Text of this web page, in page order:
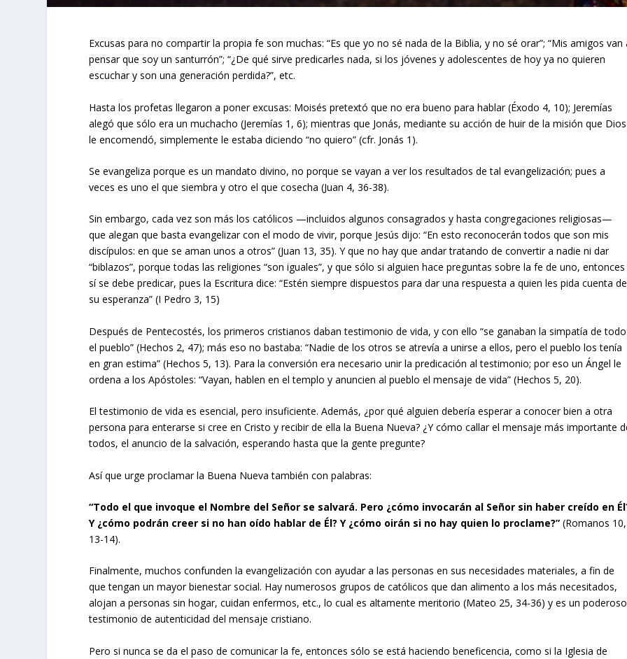
Excusas para no compartir la propia fe son muchas: “Es que yo no sé nada de la Biblia, y no sé orar”; “Mis amigos van
pensar que soy un santurrón”; “¿De qué sirve predicarles nada, si los jóvenes y adolescentes de hoy ya no quieren
escuchar y son una generación perdida?”, etc.
Hasta los profetas llegaron a poner excusas: Moisés pretextó que no era bueno para hablar (Éxodo 4, 10); Jeremías
alegó que sólo era un muchacho (Jeremías 1, 6); mientras que Jonás, mediante su acción de huir de la misión que Dios
le encomendó, simplemente le estaba diciendo “no quiero” (cfr. Jonás 1).
Se evangeliza porque es un mandato divino, no porque se vayan a ver los resultados de tal evangelización; pues a
veces es uno el que siembra y otro el que cosecha (Juan 4, 36-38).
Sin embargo, cada vez son más los católicos —incluidos algunos consagrados y hasta congregaciones religiosas—
que alegan que basta evangelizar con el modo de vivir, porque Jesús dijo: “En esto reconocerán todos que son mis
discípulos: en que se aman unos a otros” (Juan 13, 35). Y que no hay que andar tratando de convertir a nadie ni dar
“biblazos”, porque todas las religiones “son iguales”, y que sólo si alguien hace preguntas sobre la fe de uno, entonces
sí se debe predicar, pues la Escritura dice: “Estén siempre dispuestos para dar una respuesta a quien les pida cuenta de
su esperanza” (I Pedro 3, 15)
Después de Pentecostés, los primeros cristianos daban testimonio de vida, y con ello “se ganaban la simpatía de todo
el pueblo” (Hechos 2, 47); más eso no bastaba: “Nadie de los otros se atrevía a unirse a ellos, pero el pueblo los tenía
en gran estima” (Hechos 5, 13). Para la conversión era necesario unir la predicación al testimonio; por eso un Ángel le
ordena a los Apóstoles: “Vayan, hablen en el templo y anuncien al pueblo el mensaje de vida” (Hechos 5, 20).
El testimonio de vida es esencial, pero insuficiente. Además, ¿por qué alguien debería esperar a conocer bien a otra
persona para enterarse si cree en Cristo y recibir de ella la Buena Nueva? ¿Y cómo callar el mensaje más importante
todos, el anuncio de la salvación, esperando hasta que la gente pregunte?
Así que urge proclamar la Buena Nueva también con palabras:
“Todo el que invoque el Nombre del Señor se salvará. Pero ¿cómo invocarán al Señor sin haber creído en
Y ¿cómo podrán creer si no han oído hablar de Él? Y ¿cómo oirán si no hay quien lo proclame?”(Romanos 10,
13-14).
Finalmente, muchos confunden la evangelización con ayudar a las personas en sus necesidades materiales, a fin de
que tengan un mayor bienestar social. Hay numerosos grupos de católicos que dan alimento a los más necesitados,
alojan a personas sin hogar, cuidan enfermos, etc., lo cual es altamente meritorio (Mateo 25, 34-36) y es un poderoso
testimonio de autenticidad del mensaje cristiano.
Pero si nunca se da el paso de comunicar la fe, entonces sólo se está haciendo beneficencia, como si la Iglesia de